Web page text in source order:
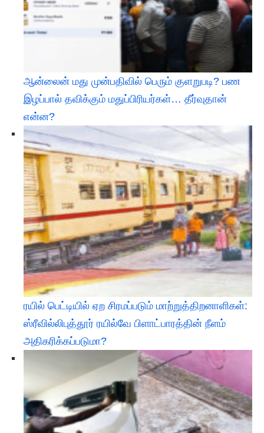
ஆன்லைன் மது முன்பதிவில் பெரும் குளறுபடி? பண
இழப்பால் தவிக்கும் மதுப்பிரியர்கள்… தீர்வுதான்
என்ன?
ரயில் பெட்டியில் ஏற சிரமப்படும் மாற்றுத்திறனாளிகள்:
ஸ்ரீவில்லிபுத்தூர் ரயில்வே பிளாட்பாரத்தின் நீளம்
அதிகரிக்கப்படுமா?